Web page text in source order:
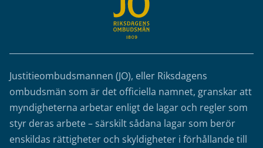
Justitieombudsmannen (JO), eller Riksdagens
ombudsmän som är det officiella namnet, granskar att
myndigheterna arbetar enligt de lagar och regler som
styr deras arbete – särskilt sådana lagar som berör
enskildas rättigheter och skyldigheter i förhållande till